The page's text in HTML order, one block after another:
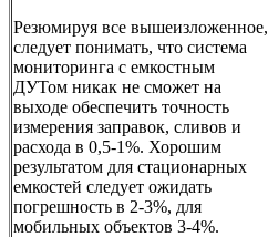
Резюмируя все вышеизложенное,
следует понимать, что система
мониторинга с емкостным
ДУТом никак не сможет на
выходе обеспечить точность
измерения заправок, сливов и
расхода в 0,5-1%. Хорошим
результатом для стационарных
емкостей следует ожидать
погрешность в 2-3%, для
мобильных объектов 3-4%.